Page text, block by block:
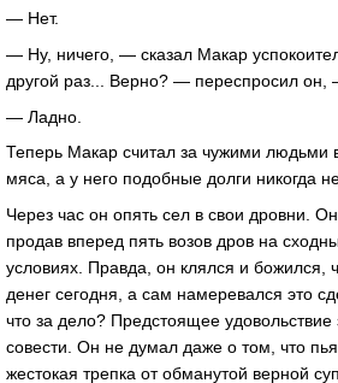
— Нет.
— Ну, ничего, — сказал Макар
другой раз... Верно? — переспросил он,
— Ладно.
Теперь Макар считал за чужими людьми
мяса, а у него подобные долги никогда
Через час он опять сел в свои дровни.
продав вперед пять возов дров на
условиях. Правда, он клялся и божился,
денег сегодня, а сам намеревался это
что за дело? Предстоящее
совести. Он не думал даже о том, что
жестокая трепка от обманутой верной